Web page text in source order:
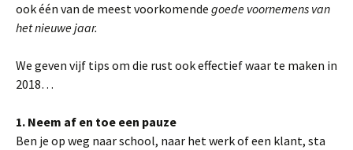
ook één van de meest voorkomende goede voornemens van
het nieuwe jaar.
We geven vijf tips om die rust ook effectief waar te maken in
2018…
1. Neem af en toe een pauze
Ben je op weg naar school, naar het werk of een klant, sta